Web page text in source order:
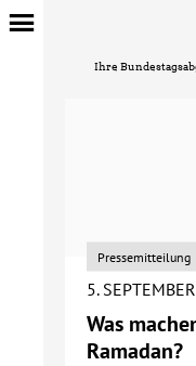
Ihre
Pressemitteilung
5.
Was
Ramadan?